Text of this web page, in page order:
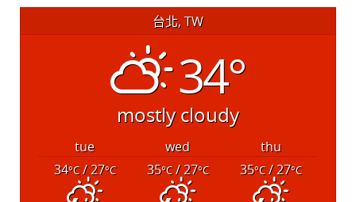
台北, TW
34°
mostly cloudy
tue wed
thu
34°C/ 27°C 35°C/ 27°C 35°C/ 27°C